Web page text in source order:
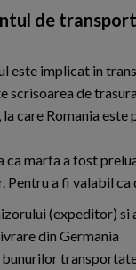
de
este implicat in
scrisoarea de
care Romania este
ca marfa a fost
Pentru a fi valabil
(expeditor) si
din Germania
bunurilor